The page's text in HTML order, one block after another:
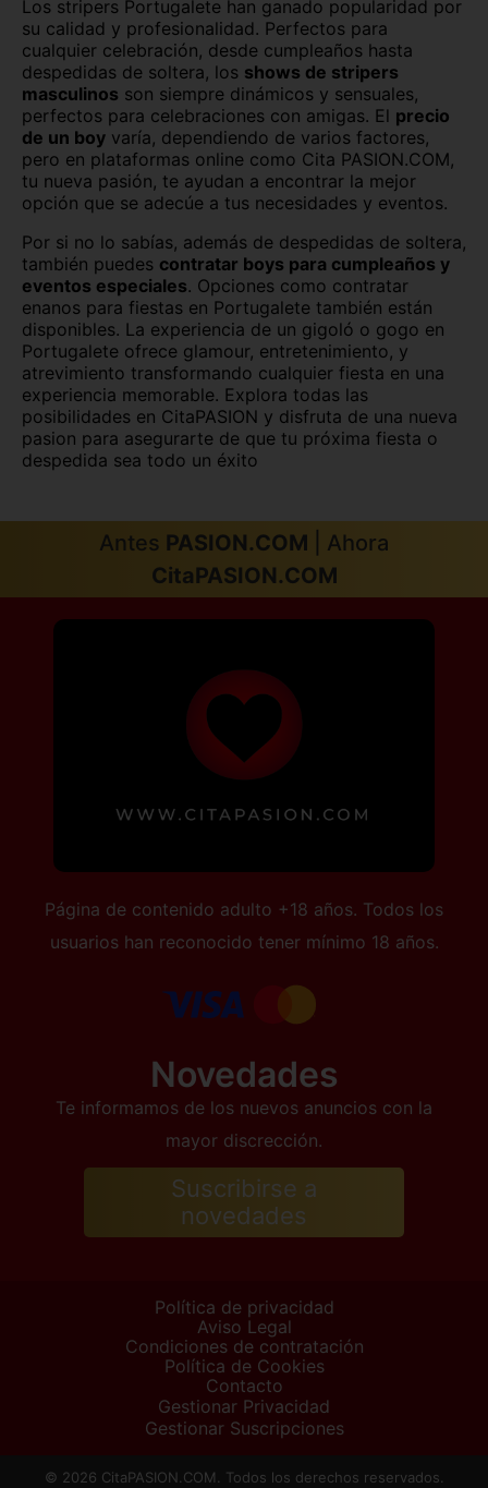
Málaga capital Melilla capital
Murcia capital Ourense capital
Oviedo Palencia capital
Palma de Mallorca Pamplona
Pontevedra capital Salamanca capital
San Sebastián Santa Cruz de Tenerife
Santander Segovia capital
Sevilla capital Soria capital
Tarragona capital Teruel capital
Toledo capital Valencia capital
Zamora capital Zaragoza capital
Los stripers Portugalete han ganado popularidad por
su calidad y profesionalidad. Perfectos para
cualquier celebración, desde cumpleaños hasta
despedidas de soltera, los shows de stripers
masculinos son siempre dinámicos y sensuales,
perfectos para celebraciones con amigas. El precio
de un boy varía, dependiendo de varios factores,
pero en plataformas online como Cita PASION.COM,
tu nueva pasión, te ayudan a encontrar la mejor
opción que se adecúe a tus necesidades y eventos.
Por si no lo sabías, además de despedidas de soltera,
también puedes contratar boys para cumpleaños y
eventos especiales. Opciones como contratar
enanos para fiestas en Portugalete también están
disponibles. La experiencia de un gigoló o gogo en
Portugalete ofrece glamour, entretenimiento, y
atrevimiento transformando cualquier fiesta en una
experiencia memorable. Explora todas las
posibilidades en CitaPASION y disfruta de una nueva
pasion para asegurarte de que tu próxima fiesta o
despedida sea todo un éxito
Antes PASION.COM | Ahora
CitaPASION.COM
Página de contenido adulto +18 años. Todos los
usuarios han reconocido tener mínimo 18 años.
Novedades
Te informamos de los nuevos anuncios con la
mayor discrección.
Suscribirse a
novedades
Política de privacidad
Aviso Legal
Condiciones de contratación
Política de Cookies
Contacto
Gestionar Privacidad
Gestionar Suscripciones
© 2026 CitaPASION.COM. Todos los derechos reservados.